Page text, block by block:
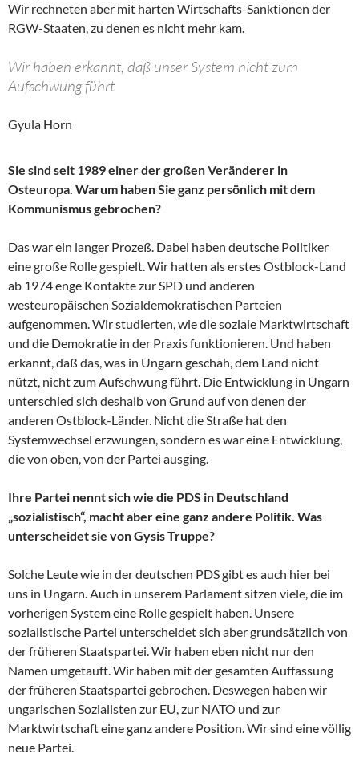
Wir rechneten aber mit harten Wirtschafts-Sanktionen der
RGW-Staaten, zu denen es nicht mehr kam.
Wir haben erkannt, daß unser System nicht zum
Aufschwung führt
Gyula Horn
Sie sind seit 1989 einer der großen Veränderer in
Osteuropa. Warum haben Sie ganz persönlich mit dem
Kommunismus gebrochen?
Das war ein langer Prozeß. Dabei haben deutsche Politiker
eine große Rolle gespielt. Wir hatten als erstes Ostblock-Land
ab 1974 enge Kontakte zur SPD und anderen
westeuropäischen Sozialdemokratischen Parteien
aufgenommen. Wir studierten, wie die soziale Marktwirtschaft
und die Demokratie in der Praxis funktionieren. Und haben
erkannt, daß das, was in Ungarn geschah, dem Land nicht
nützt, nicht zum Aufschwung führt. Die Entwicklung in Ungarn
unterschied sich deshalb von Grund auf von denen der
anderen Ostblock-Länder. Nicht die Straße hat den
Systemwechsel erzwungen, sondern es war eine Entwicklung,
die von oben, von der Partei ausging.
Ihre Partei nennt sich wie die PDS in Deutschland
„sozialistisch“, macht aber eine ganz andere Politik. Was
unterscheidet sie von Gysis Truppe?
Solche Leute wie in der deutschen PDS gibt es auch hier bei
uns in Ungarn. Auch in unserem Parlament sitzen viele, die im
vorherigen System eine Rolle gespielt haben. Unsere
sozialistische Partei unterscheidet sich aber grundsätzlich von
der früheren Staatspartei. Wir haben eben nicht nur den
Namen umgetauft. Wir haben mit der gesamten Auffassung
der früheren Staatspartei gebrochen. Deswegen haben wir
ungarischen Sozialisten zur EU, zur NATO und zur
Marktwirtschaft eine ganz andere Position. Wir sind eine völlig
neue Partei.